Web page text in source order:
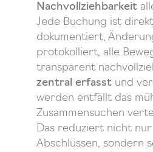
Nachvollziehbarkeit
Jede Buchung ist
dokumentiert,
protokolliert, alle
transparent
zentral erfasst und
werden entfällt das
Zusammensuchen
Das reduziert nicht
Abschlüssen, sondern